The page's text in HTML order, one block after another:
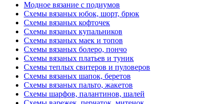
Модное вязание с подиумов
Схемы вязаных юбок, шорт, брюк
Схемы вязаных кофточек
Схемы вязаных купальников
Схемы вязаных маек и топов
Схемы вязаных болеро, пончо
Схемы вязаных платьев и туник
Схемы теплых свитеров и пуловеров
Схемы вязаных шапок, беретов
Схемы вязаных пальто, жакетов
Схемы шарфов, палантинов, шалей